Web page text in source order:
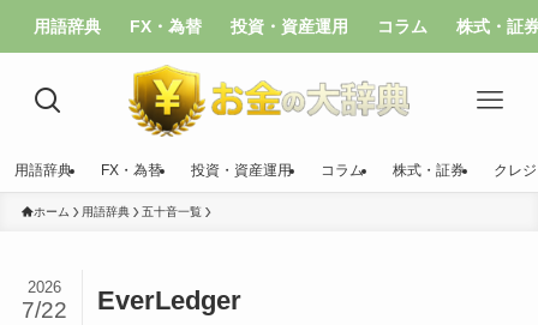
用語辞典 FX・為替 投資・資産運用 コラム 株式・証
用語辞典 FX・為替 投資・資産運用 コラム 株式・証券 クレ
ホーム 用語辞典 五十音一覧
EverLedger
2026
7/22